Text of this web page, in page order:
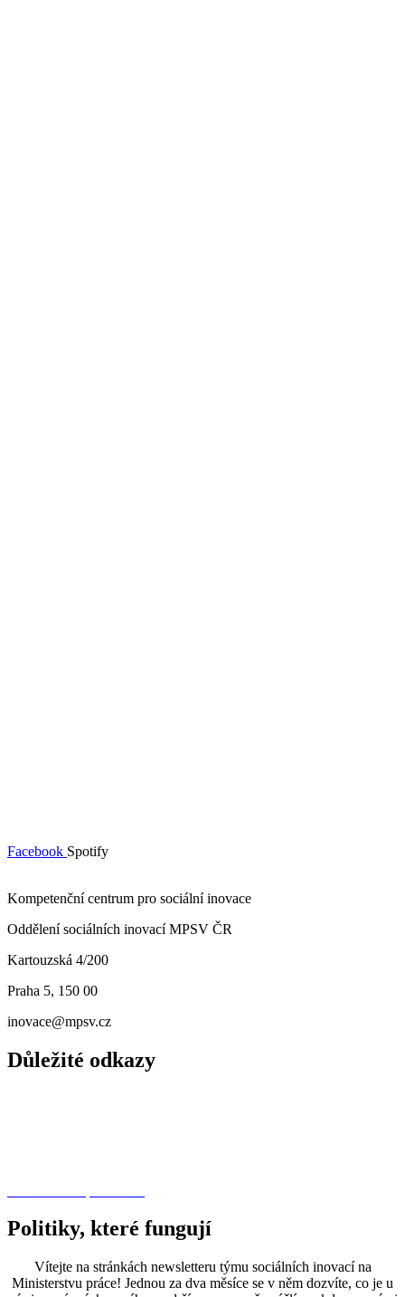
Facebook Spotify
Kompetenční centrum pro sociální inovace
Oddělení sociálních inovací MPSV ČR
Kartouzská 4/200
Praha 5, 150 00
inovace@mpsv.cz
Důležité odkazy
Politiky, které fungují
Vítejte na stránkách newsletteru týmu sociálních inovací na
Ministerstvu práce! Jednou za dva měsíce se v něm dozvíte, co je u